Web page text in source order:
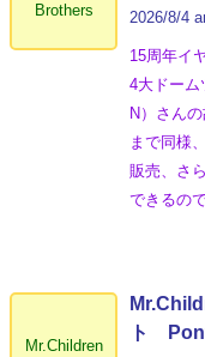
Brothers
2026/8/4
15周年イ
4大ドーム
N）さん
まで同様
販売、さ
できるの
Mr.Children
ト